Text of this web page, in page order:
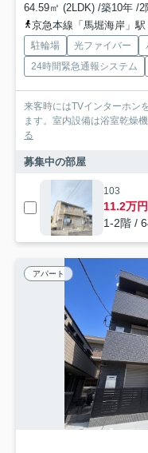
64.59㎡ (2LDK) /築10年 /2
京急本線「馬堀海岸」
駐輪場 光ファイバー
24時間緊急通報システム
来客時にはTVインターホン
ます。室内設備は浴室乾燥
る
募集中の部屋
103
11.2万円
1-2階 /
アパート